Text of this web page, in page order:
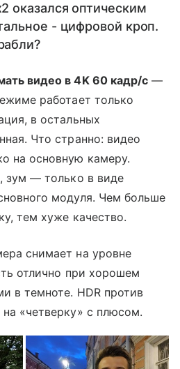
оказался оптическим
- цифровой кроп.
видео в 4K 60 кадр/с —
работает только
в остальных
Что странно: видео
на основную камеру.
зум — только в виде
модуля. Чем больше
тем хуже качество.
снимает на уровне
отлично при хорошем
в темноте. HDR против
«четверку» с плюсом.